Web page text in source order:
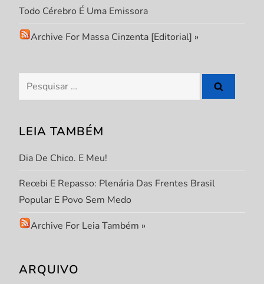
Todo Cérebro É Uma Emissora
Archive For Massa Cinzenta [Editorial] »
Pesquisar
por:
LEIA TAMBÉM
Dia De Chico. E Meu!
Recebi E Repasso: Plenária Das Frentes Brasil
Popular E Povo Sem Medo
Archive For Leia Também »
ARQUIVO